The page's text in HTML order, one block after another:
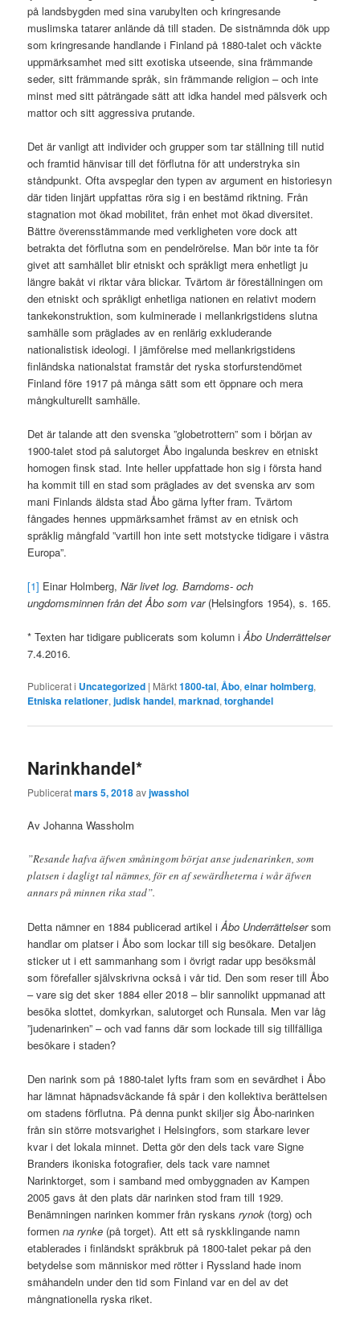
på landsbygden med sina varubylten och kringresande
muslimska tatarer anlände då till staden. De sistnämnda dök upp
som kringresande handlande i Finland på 1880-talet och väckte
uppmärksamhet med sitt exotiska utseende, sina främmande
seder, sitt främmande språk, sin främmande religion – och inte
minst med sitt påträngade sätt att idka handel med pälsverk och
mattor och sitt aggressiva prutande.
Det är vanligt att individer och grupper som tar ställning till nutid
och framtid hänvisar till det förflutna för att understryka sin
ståndpunkt. Ofta avspeglar den typen av argument en historiesyn
där tiden linjärt uppfattas röra sig i en bestämd riktning. Från
stagnation mot ökad mobilitet, från enhet mot ökad diversitet.
Bättre överensstämmande med verkligheten vore dock att
betrakta det förflutna som en pendelrörelse. Man bör inte ta för
givet att samhället blir etniskt och språkligt mera enhetligt ju
längre bakåt vi riktar våra blickar. Tvärtom är föreställningen om
den etniskt och språkligt enhetliga nationen en relativt modern
tankekonstruktion, som kulminerade i mellankrigstidens slutna
samhälle som präglades av en renlärig exkluderande
nationalistisk ideologi. I jämförelse med mellankrigstidens
finländska nationalstat framstår det ryska storfurstendömet
Finland före 1917 på många sätt som ett öppnare och mera
mångkulturellt samhälle.
Det är talande att den svenska ”globetrottern” som i början av
1900-talet stod på salutorget Åbo ingalunda beskrev en etniskt
homogen finsk stad. Inte heller uppfattade hon sig i första hand
ha kommit till en stad som präglades av det svenska arv som
mani Finlands äldsta stad Åbo gärna lyfter fram. Tvärtom
fångades hennes uppmärksamhet främst av en etnisk och
språklig mångfald ”vartill hon inte sett motstycke tidigare i västra
Europa”.
[1] Einar Holmberg,När livet log. Barndoms- och
ungdomsminnen från det Åbo som var(Helsingfors 1954), s. 165.
* Texten har tidigare publicerats som kolumn iÅbo Underrättelser
7.4.2016.
Publicerat i Uncategorized | Märkt1800-tal,Åbo,einar holmberg,
Etniska relationer,judisk handel,marknad,torghandel
Narinkhandel*
Publiceratmars 5, 2018avjwasshol
Av Johanna Wassholm
”Resande hafva äfwen småningom börjat anse judenarinken, som
platsen i dagligt tal nämnes, för en af sewärdheterna i wår äfwen
annars på minnen rika stad”.
Detta nämner en 1884 publicerad artikel iÅbo Underrättelsersom
handlar om platser i Åbo som lockar till sig besökare. Detaljen
sticker ut i ett sammanhang som i övrigt radar upp besöksmål
som förefaller självskrivna också i vår tid. Den som reser till Åbo
– vare sig det sker 1884 eller 2018 – blir sannolikt uppmanad att
besöka slottet, domkyrkan, salutorget och Runsala. Men var låg
”judenarinken” – och vad fanns där som lockade till sig tillfälliga
besökare i staden?
Den narink som på 1880-talet lyfts fram som en sevärdhet i Åbo
har lämnat häpnadsväckande få spår i den kollektiva berättelsen
om stadens förflutna. På denna punkt skiljer sig Åbo-narinken
från sin större motsvarighet i Helsingfors, som starkare lever
kvar i det lokala minnet. Detta gör den dels tack vare Signe
Branders ikoniska fotografier, dels tack vare namnet
Narinktorget, som i samband med ombyggnaden av Kampen
2005 gavs åt den plats där narinken stod fram till 1929.
Benämningen narinken kommer från ryskansrynok (torg) och
formenna rynke (på torget). Att ett så ryskklingande namn
etablerades i finländskt språkbruk på 1800-talet pekar på den
betydelse som människor med rötter i Ryssland hade inom
småhandeln under den tid som Finland var en del av det
mångnationella ryska riket.